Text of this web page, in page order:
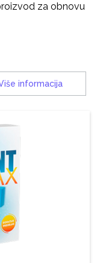
za obnovu
informacija